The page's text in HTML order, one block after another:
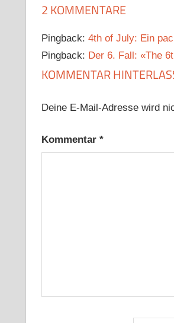
2 KOMMENTARE
Pingback: 4th of July: Ein
Pingback: Der 6. Fall: «The
KOMMENTAR
Deine E-Mail-Adresse wird
Kommentar *